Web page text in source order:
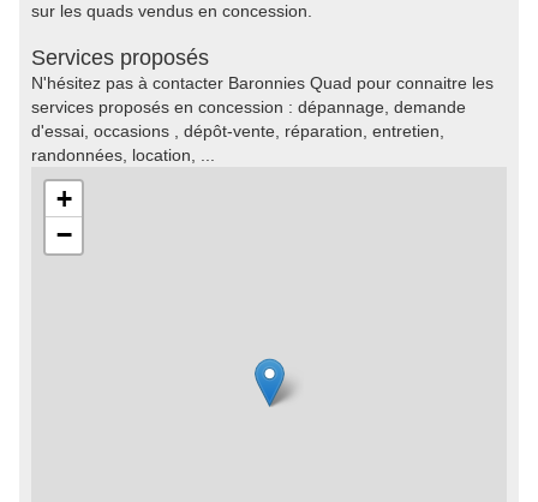
sur les quads vendus en concession.
Services proposés
N'hésitez pas à contacter Baronnies Quad pour connaitre les
services proposés en concession : dépannage, demande
d'essai, occasions , dépôt-vente, réparation, entretien,
randonnées, location, ...
+
−